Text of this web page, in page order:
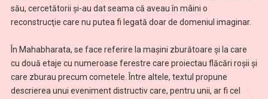
său, cercetătorii şi-au dat seama că aveau în mâini o
reconstrucţie care nu putea fi legată doar de domeniul imaginar.
În Mahabharata, se face referire la maşini zburătoare şi la care
cu două etaje cu numeroase ferestre care proiectau flăcări roşii şi
care zburau precum cometele. Între altele, textul propune
descrierea unui eveniment distructiv care, pentru unii, ar fi cel